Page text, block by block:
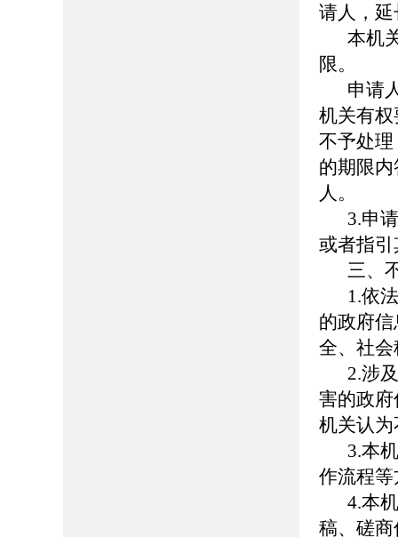
请人，
本机
限。
申请
机关有
不予处
的期限
人。
3.申
或者指
三、
1.依
的政府
全、社
2.涉
害的政
机关认
3.本
作流程
4.本
稿、磋